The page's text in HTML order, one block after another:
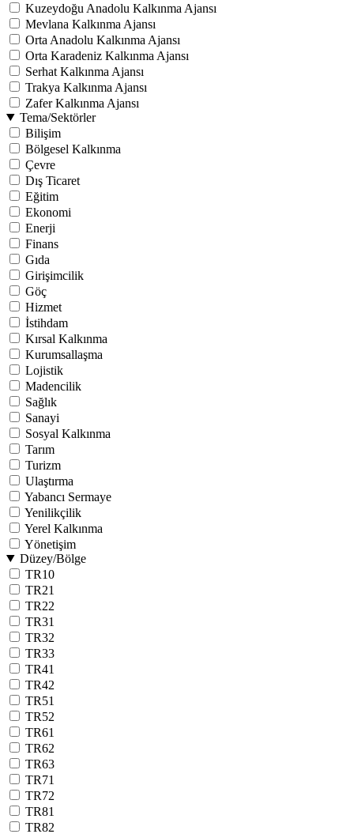
Kuzeydoğu Anadolu Kalkınma Ajansı
Mevlana Kalkınma Ajansı
Orta Anadolu Kalkınma Ajansı
Orta Karadeniz Kalkınma Ajansı
Serhat Kalkınma Ajansı
Trakya Kalkınma Ajansı
Zafer Kalkınma Ajansı
Tema/Sektörler
Bilişim
Bölgesel Kalkınma
Çevre
Dış Ticaret
Eğitim
Ekonomi
Enerji
Finans
Gıda
Girişimcilik
Göç
Hizmet
İstihdam
Kırsal Kalkınma
Kurumsallaşma
Lojistik
Madencilik
Sağlık
Sanayi
Sosyal Kalkınma
Tarım
Turizm
Ulaştırma
Yabancı Sermaye
Yenilikçilik
Yerel Kalkınma
Yönetişim
Düzey/Bölge
TR10
TR21
TR22
TR31
TR32
TR33
TR41
TR42
TR51
TR52
TR61
TR62
TR63
TR71
TR72
TR81
TR82